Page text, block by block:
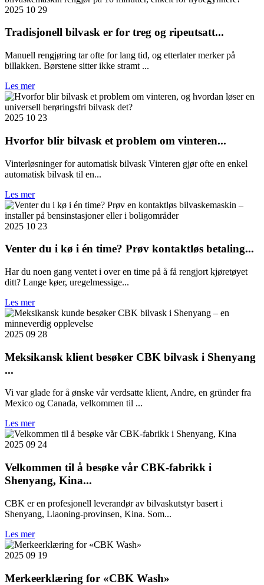
2025 10 29
Tradisjonell bilvask er for treg og ripeutsatt...
Manuell rengjøring tar ofte for lang tid, og etterlater merker på
billakken. Børstene sitter ikke stramt ...
Les mer
2025 10 23
Hvorfor blir bilvask et problem om vinteren...
Vinterløsninger for automatisk bilvask Vinteren gjør ofte en enkel
automatisk bilvask til en...
Les mer
2025 10 23
Venter du i kø i én time? Prøv kontaktløs betaling...
Har du noen gang ventet i over en time på å få rengjort kjøretøyet
ditt? Lange køer, uregelmessige...
Les mer
2025 09 28
Meksikansk klient besøker CBK bilvask i Shenyang
...
Vi var glade for å ønske vår verdsatte klient, Andre, en gründer fra
Mexico og Canada, velkommen til ...
Les mer
2025 09 24
Velkommen til å besøke vår CBK-fabrikk i
Shenyang, Kina...
CBK er en profesjonell leverandør av bilvaskutstyr basert i
Shenyang, Liaoning-provinsen, Kina. Som...
Les mer
2025 09 19
Merkeerklæring for «CBK Wash»